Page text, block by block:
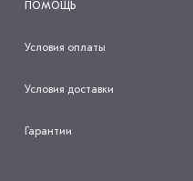
ПОМОЩЬ
Условия оплаты
Условия доставки
Гарантии